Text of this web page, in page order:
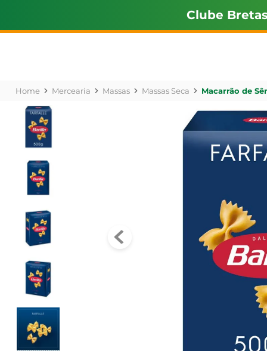
Clube Bretas
Mercearia Massas Massas Seca Macarrão de